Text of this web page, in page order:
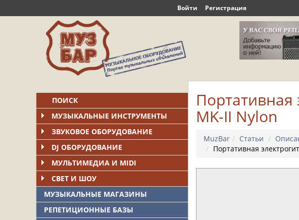
Войти Регистрация
ПОИСК
МУЗЫКАЛЬНЫЕ ИНСТРУМЕНТЫ
ЗВУКОВОЕ ОБОРУДОВАНИЕ
DJ ОБОРУДОВАНИЕ
МУЛЬТИМЕДИА И MIDI
СВЕТ И ШОУ
МУЗЫКАЛЬНЫЕ МАГАЗИНЫ
РЕПЕТИЦИОННЫЕ БАЗЫ
Портативная
MK-II Nylon
MuzBar Статьи
Портативная